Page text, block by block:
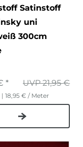
Satinstoff
uni
300cm
UVP 21,95 €
*
| 18,95 € / Meter